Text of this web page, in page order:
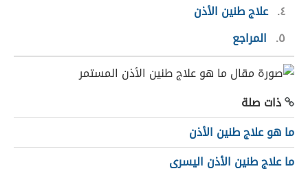
٤ علاج طنين الأذن
٥
المراجع
ذات صلة
ما هو علاج طنين الأذن
ما علاج طنين الأذن اليسرى